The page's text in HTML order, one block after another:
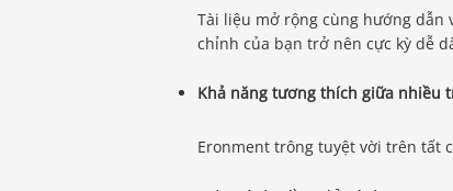
Tài liệu mở rộng cùng hướng dẫn
chỉnh của bạn trở nên cực kỳ dễ
Khả năng tương thích giữa nhiều
Eronment trông tuyệt vời trên tất